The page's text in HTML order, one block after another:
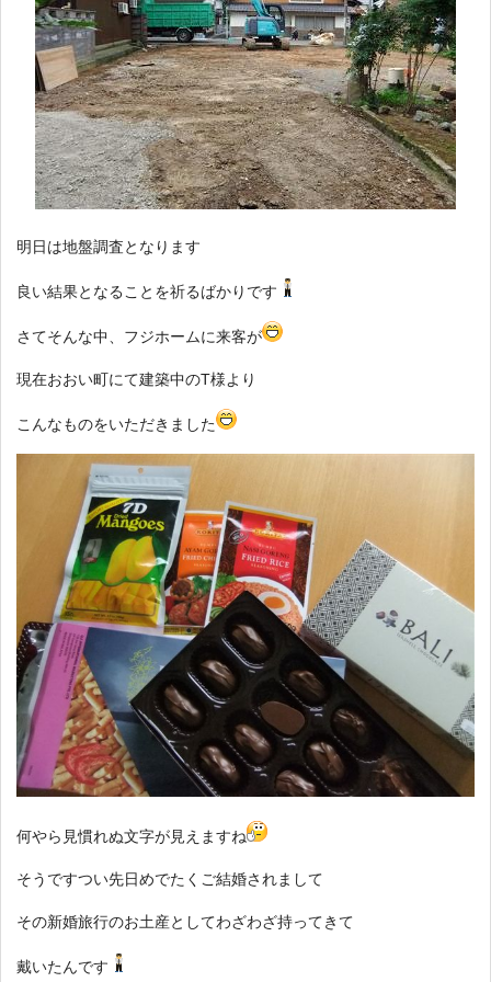
明日は地盤調査となります
良い結果となることを祈るばかりです
さてそんな中、フジホームに来客が
現在おおい町にて建築中のT様より
こんなものをいただきました
何やら見慣れぬ文字が見えますね
そうですつい先日めでたくご結婚されまして
その新婚旅行のお土産としてわざわざ持ってきて
戴いたんです